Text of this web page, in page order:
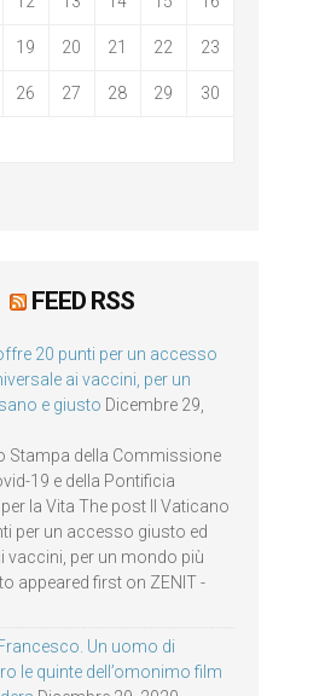
19 20 21 22 23
26 27 28 29 30
FEED RSS
20 punti per un accesso
ai vaccini, per un
e giusto Dicembre 29,
Stampa della Commissione
19 e della Pontificia
la Vita The post Il Vaticano
per un accesso giusto ed
vaccini, per un mondo più
appeared first on ZENIT -
Francesco. Un uomo di
le quinte dell’omonimo film